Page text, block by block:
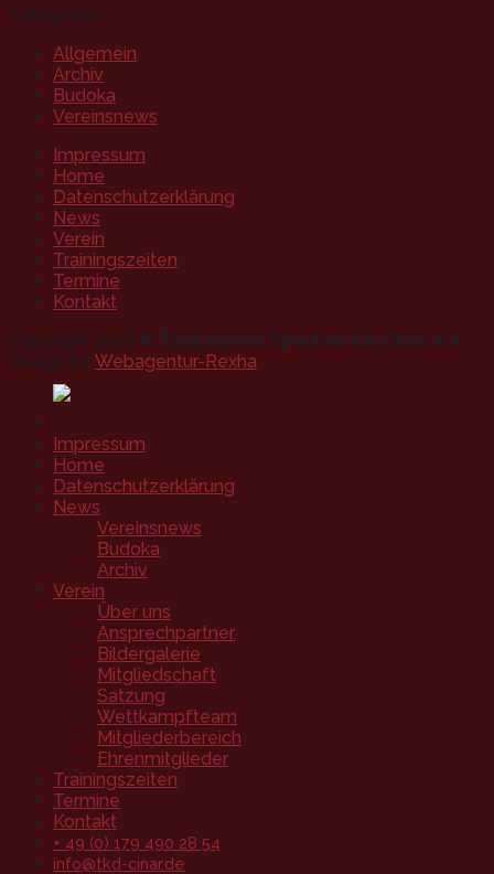
Kategorien
Allgemein
Archiv
Budoka
Vereinsnews
Impressum
Home
Datenschutzerklärung
News
Verein
Trainingszeiten
Termine
Kontakt
Copyright 2026 © Taekwondo Sportverein Cinar e.V.
Design byWebagentur-Rexha
Impressum
Home
Datenschutzerklärung
News
Vereinsnews
Budoka
Archiv
Verein
Über uns
Ansprechpartner
Bildergalerie
Mitgliedschaft
Satzung
Wettkampfteam
Mitgliederbereich
Ehrenmitglieder
Trainingszeiten
Termine
Kontakt
+ 49 (0) 179 490 28 54
info@tkd-cinar.de